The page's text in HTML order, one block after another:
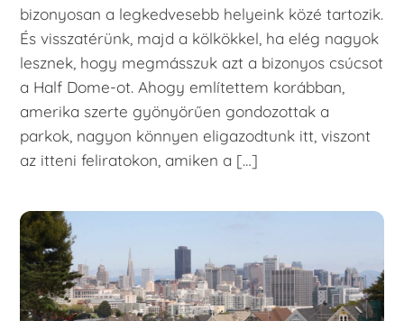
bizonyosan a legkedvesebb helyeink közé tartozik.
És visszatérünk, majd a kölkökkel, ha elég nagyok
lesznek, hogy megmásszuk azt a bizonyos csúcsot
a Half Dome-ot. Ahogy említettem korábban,
amerika szerte gyönyörűen gondozottak a
parkok, nagyon könnyen eligazodtunk itt, viszont
az itteni feliratokon, amiken a […]